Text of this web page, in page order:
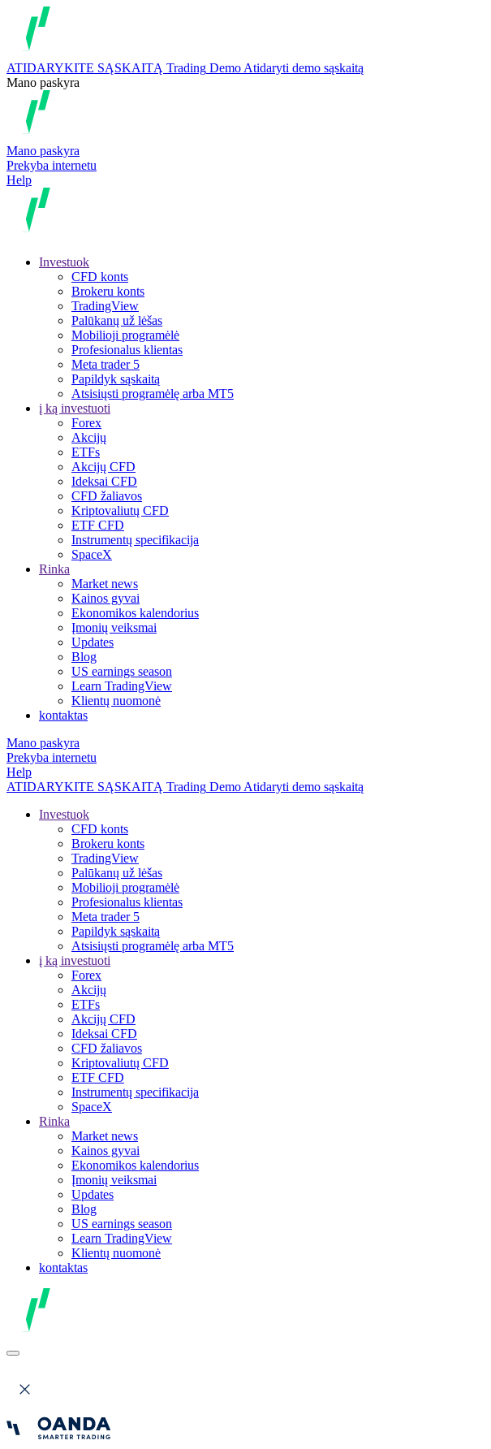
ATIDARYKITE SĄSKAITĄ Trading Demo Atidaryti demo sąskaitą
Mano paskyra
Mano paskyra
Prekyba internetu
Help
Investuok
CFD konts
Brokeru konts
TradingView
Palūkanų už lėšas
Mobilioji programėlė
Profesionalus klientas
Meta trader 5
Papildyk sąskaitą
Atsisiųsti programėlę arba MT5
į ką investuoti
Forex
Akcijų
ETFs
Akcijų CFD
Ideksai CFD
CFD žaliavos
Kriptovaliutų CFD
ETF CFD
Instrumentų specifikacija
SpaceX
Rinka
Market news
Kainos gyvai
Ekonomikos kalendorius
Įmonių veiksmai
Updates
Blog
US earnings season
Learn TradingView
Klientų nuomonė
kontaktas
Mano paskyra
Prekyba internetu
Help
ATIDARYKITE SĄSKAITĄ Trading Demo Atidaryti demo sąskaitą
Investuok
CFD konts
Brokeru konts
TradingView
Palūkanų už lėšas
Mobilioji programėlė
Profesionalus klientas
Meta trader 5
Papildyk sąskaitą
Atsisiųsti programėlę arba MT5
į ką investuoti
Forex
Akcijų
ETFs
Akcijų CFD
Ideksai CFD
CFD žaliavos
Kriptovaliutų CFD
ETF CFD
Instrumentų specifikacija
SpaceX
Rinka
Market news
Kainos gyvai
Ekonomikos kalendorius
Įmonių veiksmai
Updates
Blog
US earnings season
Learn TradingView
Klientų nuomonė
kontaktas